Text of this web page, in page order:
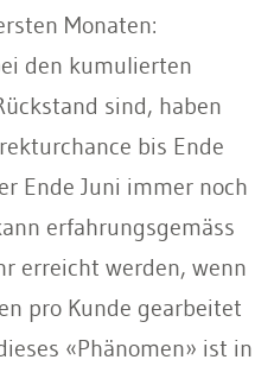
Monaten:
den kumulierten
sind, haben
bis Ende
Ende Juni immer noch
erfahrungsgemäss
erreicht werden, wenn
pro Kunde gearbeitet
«Phänomen» ist in